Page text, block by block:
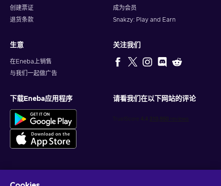
创建票证
退货条款
成为会员
Snakzy: Play and Earn
生意
在Eneba上销售
与我们一起做广告
关注我们
下载Eneba应用程序 请看我们在以下网站的评论